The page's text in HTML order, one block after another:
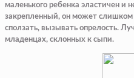
маленького ребенка эластичен и
закрепленный, он может
сползать, вызывать опрелость.
младенцах, склонных к сыпи.